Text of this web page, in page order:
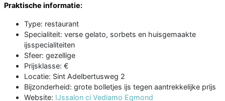
Praktische informatie:
Type: restaurant
Specialiteit: verse gelato, sorbets en huisgemaakte
ijsspecialiteiten
Sfeer: gezellige
Prijsklasse: €
Locatie: Sint Adelbertusweg 2
Bijzonderheid: grote bolletjes ijs tegen aantrekkelijke prijs
Website: IJssalon ci Vediamo Egmond